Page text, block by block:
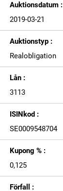
Auktionsdatum :
2019-03-21
Auktionstyp :
Realobligation
Lån :
3113
ISINkod :
SE0009548704
Kupong % :
0,125
Förfall :